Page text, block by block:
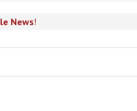
News!